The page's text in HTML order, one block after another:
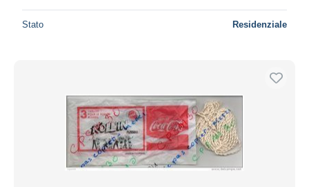
Stato Residenziale